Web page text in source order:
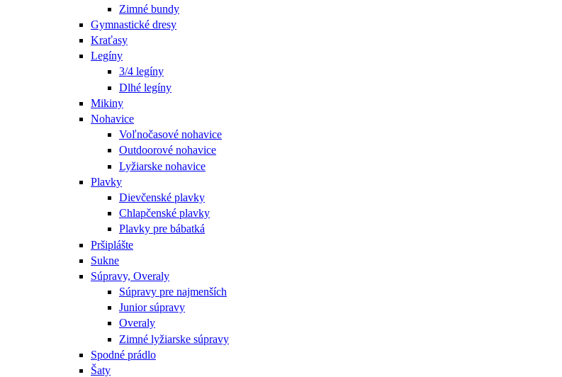
Zimné bundy
Gymnastické dresy
Kraťasy
Legíny
3/4 legíny
Dlhé legíny
Mikiny
Nohavice
Voľnočasové nohavice
Outdoorové nohavice
Lyžiarske nohavice
Plavky
Dievčenské plavky
Chlapčenské plavky
Plavky pre bábatká
Pršiplášte
Sukne
Súpravy, Overaly
Súpravy pre najmenších
Junior súpravy
Overaly
Zimné lyžiarske súpravy
Spodné prádlo
Šaty